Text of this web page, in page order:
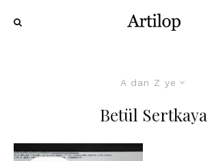
A dan Z ye
Betül Sertkaya